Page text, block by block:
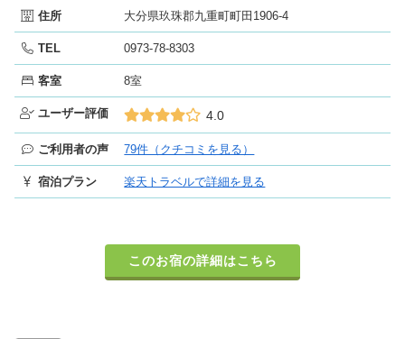
住所 大分県玖珠郡九重町町田1906-4
TEL 0973-78-8303
客室 8室
ユーザー評価 4.0
ご利用者の声 79件（クチコミを見る）
宿泊プラン 楽天トラベルで詳細を見る
このお宿の詳細はこちら